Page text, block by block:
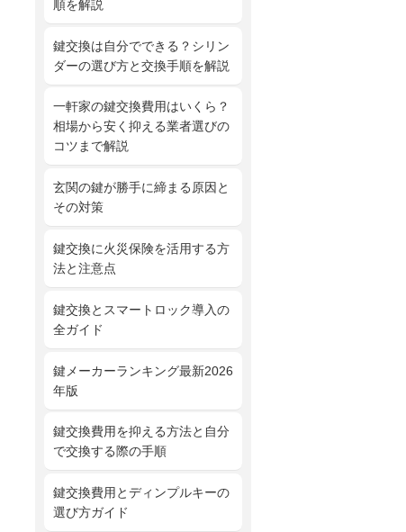
順を解説
鍵交換は自分でできる？シリン
ダーの選び方と交換手順を解説
一軒家の鍵交換費用はいくら？
相場から安く抑える業者選びの
コツまで解説
玄関の鍵が勝手に締まる原因と
その対策
鍵交換に火災保険を活用する方
法と注意点
鍵交換とスマートロック導入の
全ガイド
鍵メーカーランキング最新2026
年版
鍵交換費用を抑える方法と自分
で交換する際の手順
鍵交換費用とディンプルキーの
選び方ガイド